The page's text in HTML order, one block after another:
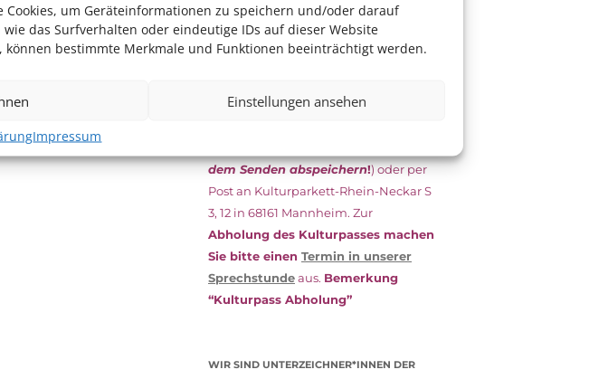
um Geräteinformationen zu speichern und/oder darauf
das Surfverhalten oder eindeutige IDs auf dieser Website
bestimmte Merkmale und Funktionen beeinträchtigt werden.
Einstellungen ansehen
Impressum
esunterschriebenzusammen mit
dem aktuellen
(Bürgergeld/
das Kulturparkett zurück: Per E-Mail
dem Senden abspeichern!) oder per
Post an Kulturparkett-Rhein-Neckar S
3, 12 in 68161 Mannheim. Zur
Abholung des Kulturpasses machen
Sie bitte einen Termin in unserer
Sprechstundeaus. Bemerkung
“Kulturpass Abholung”
WIR SIND UNTERZEICHNER*INNEN DER